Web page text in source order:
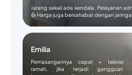
Jarang sekali ada kendala. Pelayanan
👍 Harga juga bersahabat dengan
Emilia
Pemasangannya cepat + teknisi
ramah, jika terjadi gangguan